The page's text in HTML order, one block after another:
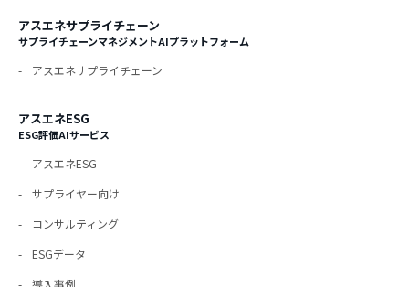
アスエネサプライチェーン
サプライチェーンマネジメントAIプラットフォーム
アスエネサプライチェーン
アスエネESG
ESG評価AIサービス
アスエネESG
サプライヤー向け
コンサルティング
ESGデータ